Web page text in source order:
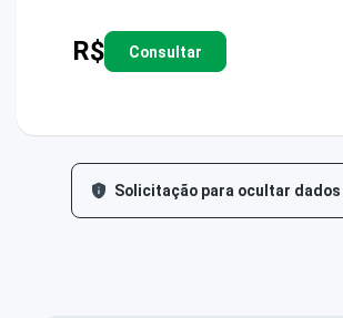
R$ Consultar
Solicitação para ocultar dados